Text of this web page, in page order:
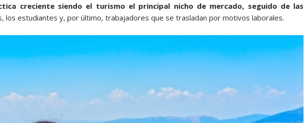
creciente siendo el turismo el principal nicho de mercado, seguido de las
los estudiantes y, por último, trabajadores que se trasladan por motivos laborales.